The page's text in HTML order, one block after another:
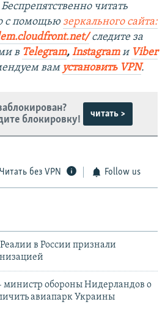
читать
с помощью зеркального сайта:
следите за
в Telegram, Instagramи Viber
вам установить VPN.
блокировку!
читать >
Читать без VPN Follow us
в России признали
министр обороны Нидерландов о
авиапарк Украины